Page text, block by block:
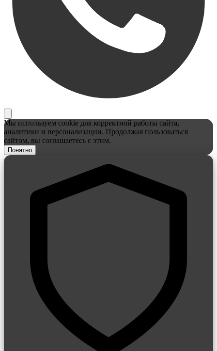
Мы используем cookie для корректной работы сайта,
аналитики и персонализации. Продолжая пользоваться
сайтом, вы соглашаетесь с этим.
Понятно